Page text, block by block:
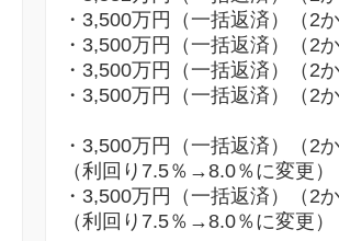
・3,500万円（一括返済）（2
・3,500万円（一括返済）（2
・3,500万円（一括返済）（2
・3,500万円（一括返済）（2
・3,500万円（一括返済）（2
（利回り7.5％→8.0％に変更
・3,500万円（一括返済）（2
（利回り7.5％→8.0％に変更